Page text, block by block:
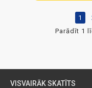
1
Parādīt 1
VISVAIRĀK SKATĪTS